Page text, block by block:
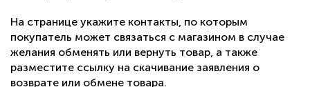
На странице укажите контакты, по которым
покупатель может связаться с магазином в случае
желания обменять или вернуть товар, а также
разместите ссылку на скачивание заявления о
возврате или обмене товара.
Вопрос по интернет-магазину